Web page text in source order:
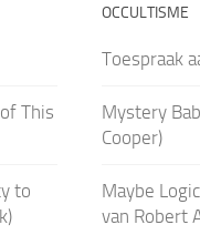
This
to
OCCULTISME
Toespraak
Mystery
Cooper)
Maybe
van Robert